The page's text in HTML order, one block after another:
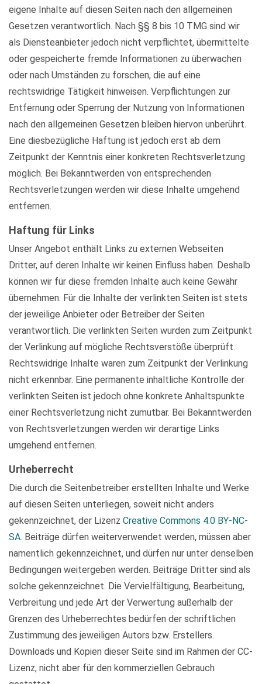
eigene Inhalte auf diesen Seiten nach den allgemeinen
Gesetzen verantwortlich. Nach §§ 8 bis 10 TMG sind wir
als Diensteanbieter jedoch nicht verpflichtet, übermittelte
oder gespeicherte fremde Informationen zu überwachen
oder nach Umständen zu forschen, die auf eine
rechtswidrige Tätigkeit hinweisen. Verpflichtungen zur
Entfernung oder Sperrung der Nutzung von Informationen
nach den allgemeinen Gesetzen bleiben hiervon unberührt.
Eine diesbezügliche Haftung ist jedoch erst ab dem
Zeitpunkt der Kenntnis einer konkreten Rechtsverletzung
möglich. Bei Bekanntwerden von entsprechenden
Rechtsverletzungen werden wir diese Inhalte umgehend
entfernen.
Haftung für Links
Unser Angebot enthält Links zu externen Webseiten
Dritter, auf deren Inhalte wir keinen Einfluss haben. Deshalb
können wir für diese fremden Inhalte auch keine Gewähr
übernehmen. Für die Inhalte der verlinkten Seiten ist stets
der jeweilige Anbieter oder Betreiber der Seiten
verantwortlich. Die verlinkten Seiten wurden zum Zeitpunkt
der Verlinkung auf mögliche Rechtsverstöße überprüft.
Rechtswidrige Inhalte waren zum Zeitpunkt der Verlinkung
nicht erkennbar. Eine permanente inhaltliche Kontrolle der
verlinkten Seiten ist jedoch ohne konkrete Anhaltspunkte
einer Rechtsverletzung nicht zumutbar. Bei Bekanntwerden
von Rechtsverletzungen werden wir derartige Links
umgehend entfernen.
Urheberrecht
Die durch die Seitenbetreiber erstellten Inhalte und Werke
auf diesen Seiten unterliegen, soweit nicht anders
gekennzeichnet, der Lizenz Creative Commons 4.0 BY-NC-
SA. Beiträge dürfen weiterverwendet werden, müssen aber
namentlich gekennzeichnet, und dürfen nur unter denselben
Bedingungen weitergeben werden. Beiträge Dritter sind als
solche gekennzeichnet. Die Vervielfältigung, Bearbeitung,
Verbreitung und jede Art der Verwertung außerhalb der
Grenzen des Urheberrechtes bedürfen der schriftlichen
Zustimmung des jeweiligen Autors bzw. Erstellers.
Downloads und Kopien dieser Seite sind im Rahmen der CC-
Lizenz, nicht aber für den kommerziellen Gebrauch